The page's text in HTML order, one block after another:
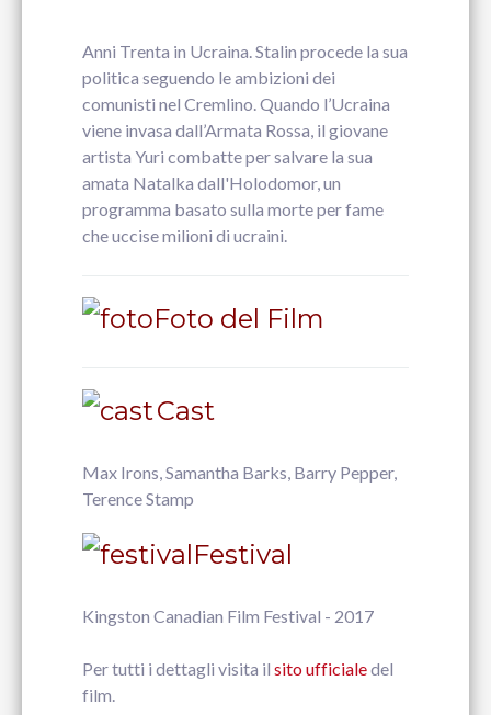
Anni Trenta in Ucraina. Stalin procede la sua
politica seguendo le ambizioni dei
comunisti nel Cremlino. Quando l’Ucraina
viene invasa dall’Armata Rossa, il giovane
artista Yuri combatte per salvare la sua
amata Natalka dall'Holodomor, un
programma basato sulla morte per fame
che uccise milioni di ucraini.
Foto del Film
Cast
Max Irons, Samantha Barks, Barry Pepper,
Terence Stamp
Festival
Kingston Canadian Film Festival - 2017
Per tutti i dettagli visita il sito ufficialedel
film.